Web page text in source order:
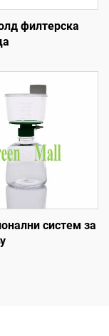
филтерска
систем за